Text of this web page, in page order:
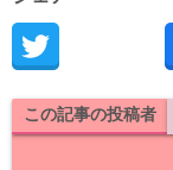
この記事の投稿者